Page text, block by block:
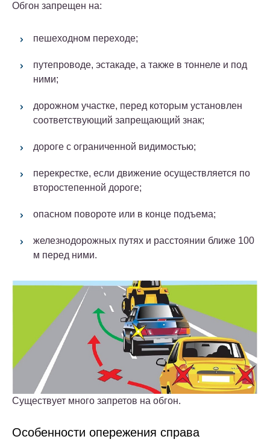
Обгон запрещен на:
пешеходном переходе;
путепроводе, эстакаде, а также в тоннеле и под
ними;
дорожном участке, перед которым установлен
соответствующий запрещающий знак;
дороге с ограниченной видимостью;
перекрестке, если движение осуществляется по
второстепенной дороге;
опасном повороте или в конце подъема;
железнодорожных путях и расстоянии ближе 100
м перед ними.
Существует много запретов на обгон.
Особенности опережения справа